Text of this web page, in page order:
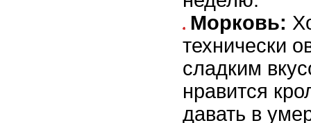
Морковь:
технически
сладким
нравится
давать в